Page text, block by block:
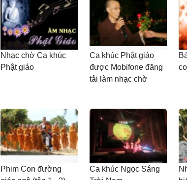
Nhạc chờ Ca khúc
Phật giáo
Ca khúc Phật giáo
được Mobifone đăng
tải làm nhạc chờ
Phim Con đường
Ca khúc Ngọc Sáng